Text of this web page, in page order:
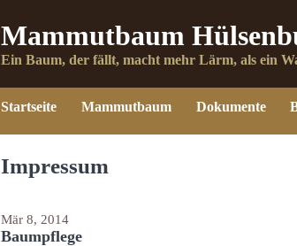
Mammutbaum
Ein Baum, der fällt, macht mehr Lärm, als ein
Startseite Mammutbaum Dokumente
Impressum
Mär 8, 2014
Baumpflege